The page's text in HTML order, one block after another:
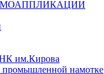
им.Кирова
намотке